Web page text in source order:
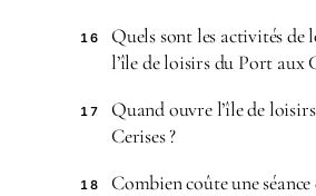
16
Quels sont les activités de
l’île de loisirs du Port aux
17
Quand ouvre l’île de
Cerises ?
18
Combien coûte une